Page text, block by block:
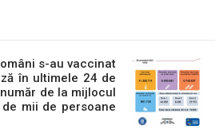
s-au vaccinat
în ultimele 24 de
de la mijlocul
mii de persoane